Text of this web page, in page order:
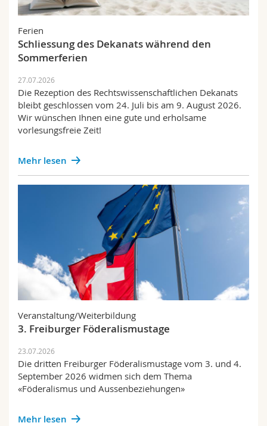
Math.-Nat. und Med. Fak.
Interfakultär
Mitarbeitende
Doktorierende
Webmail
Vorlesungsverzeichnis
Preise und Auszeichnungen
Success stories
Wissenschaft und Gesellschaft
Weiterbildung
Alumni IUS Frilex
Fachschaft
Ferien
Schliessung des Dekanats während den
Sommerferien
27.07.2026
Die Rezeption des Rechtswissenschaftlichen Dekanats
bleibt geschlossen vom 24. Juli bis am 9. August 2026.
Wir wünschen Ihnen eine gute und erholsame
vorlesungsfreie Zeit!
Mehr lesen
Veranstaltung/Weiterbildung
3. Freiburger Föderalismustage
23.07.2026
Die dritten Freiburger Föderalismustage vom 3. und 4.
September 2026 widmen sich dem Thema
«Föderalismus und Aussenbeziehungen»
Mehr lesen